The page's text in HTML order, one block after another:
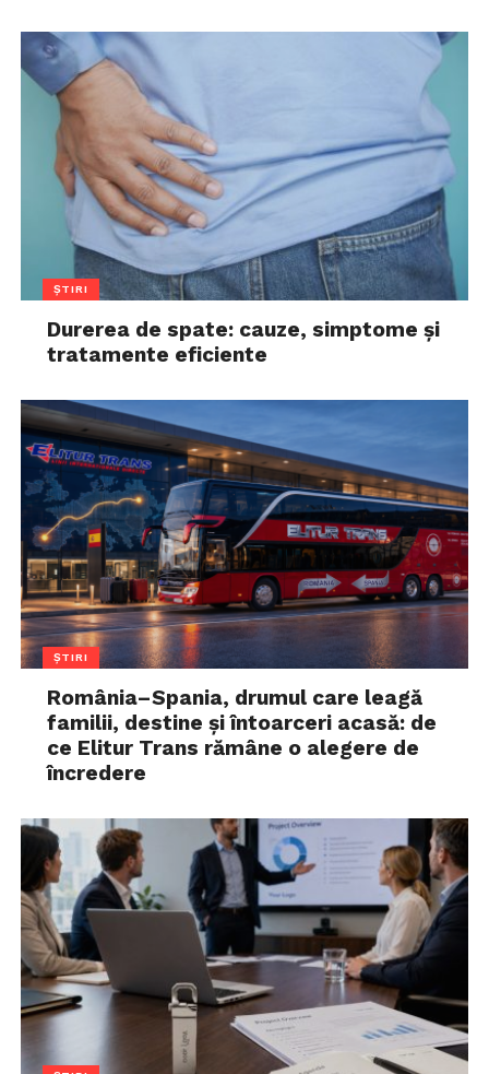
ȘTIRI
Durerea de spate: cauze, simptome și
tratamente eficiente
ȘTIRI
România–Spania, drumul care leagă
familii, destine și întoarceri acasă: de
ce Elitur Trans rămâne o alegere de
încredere